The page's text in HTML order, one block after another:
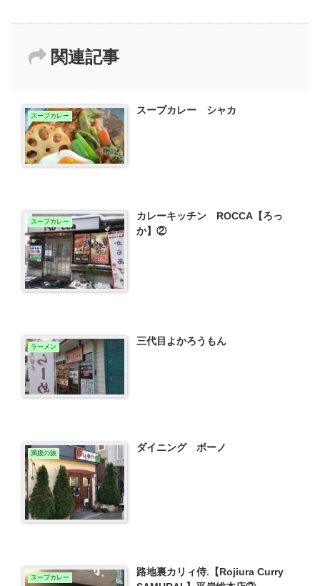
関連記事
スープカレー スープカレー シャカ
スープカレー
カレーキッチン ROCCA【ろっ
か】②
ラーメン 三代目よかろうもん
満腹の旅 ダイニング ボーノ
スープカレー
路地裏カリィ侍.【Rojiura Curry